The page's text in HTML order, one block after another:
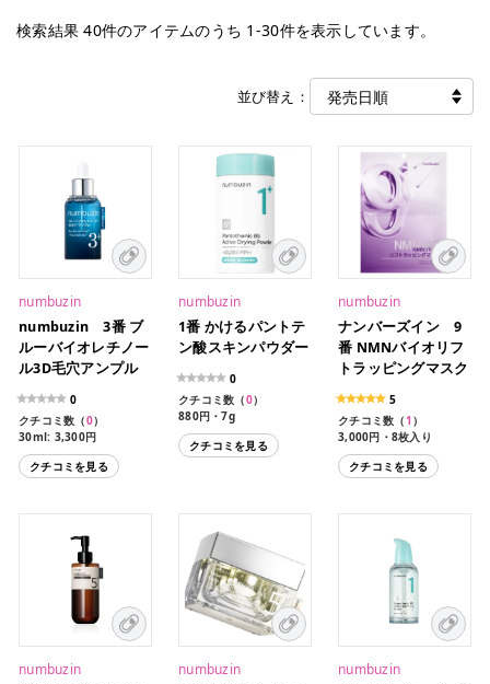
検索結果40件のアイテムのうち 1 -30件を表示しています。
並び替え：
numbuzin
numbuzin 3番 ブ
ルーバイオレチノー
ル3D毛穴アンプル
0
クチコミ数（0）
30ml: 3,300円
クチコミを見る
numbuzin
1番 かけるパントテ
ン酸スキンパウダー
0
クチコミ数（0）
880円・7g
クチコミを見る
numbuzin
ナンバーズイン 9
番 NMNバイオリフ
トラッピングマスク
5
クチコミ数（1 ）
3,000円・8枚入り
クチコミを見る
numbuzin
numbuzin
numbuzin